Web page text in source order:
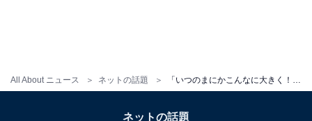
All About ニュース ネットの話題 「いつのまにかこんなに大きく！」MIYAVIの妻・melody.、息子を抱き締める姿を披露「MIYAVIかと思った」
ネットの話題